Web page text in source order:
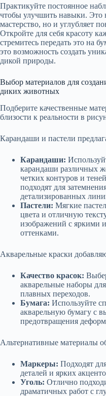
Практикуйте постоянное
чтобы улучшить навыки. Это
мастерство, но и углубляет
Откройте для себя красоту
стремитесь передать это на
это возможность создать
дикой природы.
Выбор материалов для
диких животных
Подберите качественные
близости к реальности в
Карандаши и пастели
Карандаши:
карандаши различных
четких контуров и
подходят для
детализированных
Пастели: Мягкие
цвета и отличную
изображений с яркими
оттенками.
Акварельные краски
Качество красок:
акварельные наборы
плавных переходов.
Бумага: Используйте
акварельную бумагу с
предотвращения
Альтернативные материалы
Маркеры: Подходят
деталей и ярких
Уголь: Отлично
драматичных работ с